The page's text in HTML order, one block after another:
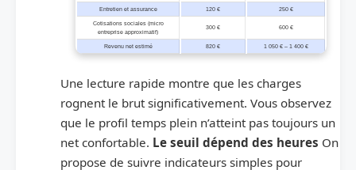
Entretien et assurance 120 € 250 €
Cotisations sociales (micro
entreprise approximatif)
300 € 600 €
Revenu net estimé 820 € 1 050 € – 1 400 €
Une lecture rapide montre que les charges
rognent le brut significativement. Vous observez
que le profil temps plein n’atteint pas toujours un
net confortable. Le seuil dépend des heures On
propose de suivre indicateurs simples pour